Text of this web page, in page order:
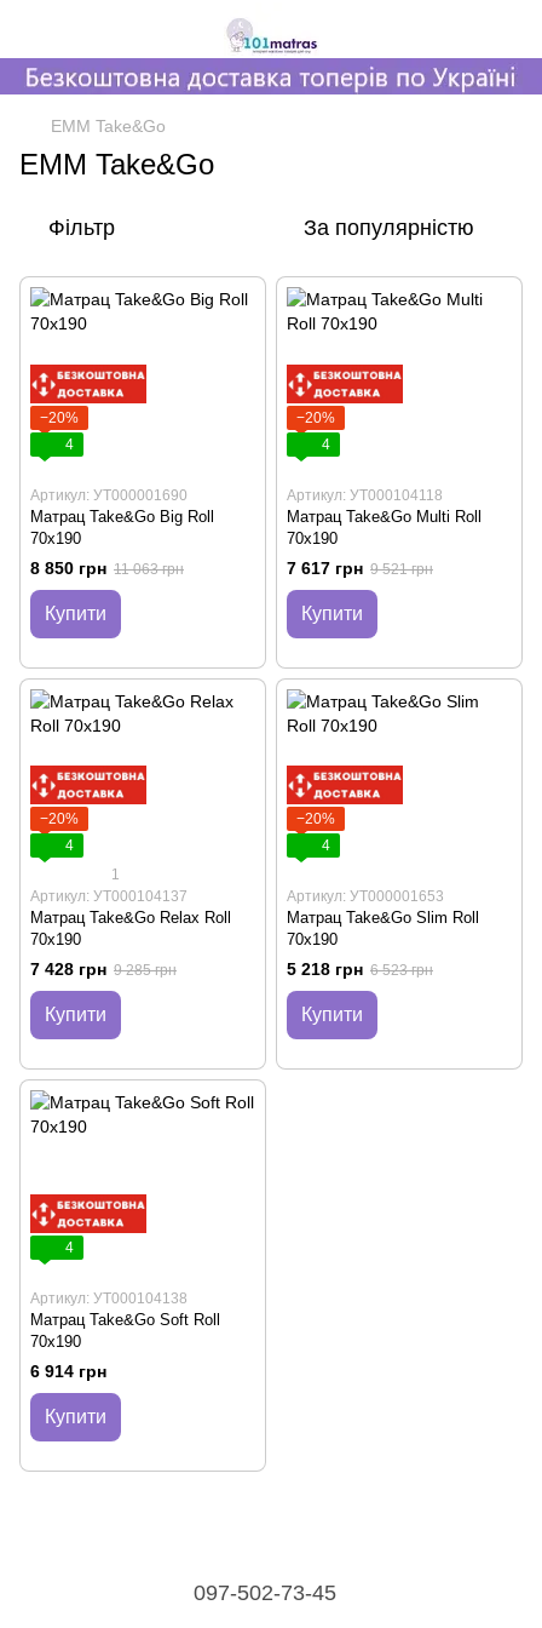
EMM Take&Go
EMM Take&Go
Фільтр За популярністю
−20%
4
Артикул: УТ000001690
Матрац Take&Go Big Roll
70х190
8 850 грн 11 063 грн
Купити
−20%
4
Артикул: УТ000104118
Матрац Take&Go Multi Roll
70х190
7 617 грн 9 521 грн
Купити
−20%
4
1
Артикул: УТ000104137
Матрац Take&Go Relax Roll
70х190
7 428 грн 9 285 грн
Купити
−20%
4
Артикул: УТ000001653
Матрац Take&Go Slim Roll
70х190
5 218 грн 6 523 грн
Купити
4
Артикул: УТ000104138
Матрац Take&Go Soft Roll
70х190
6 914 грн
Купити
097-502-73-45